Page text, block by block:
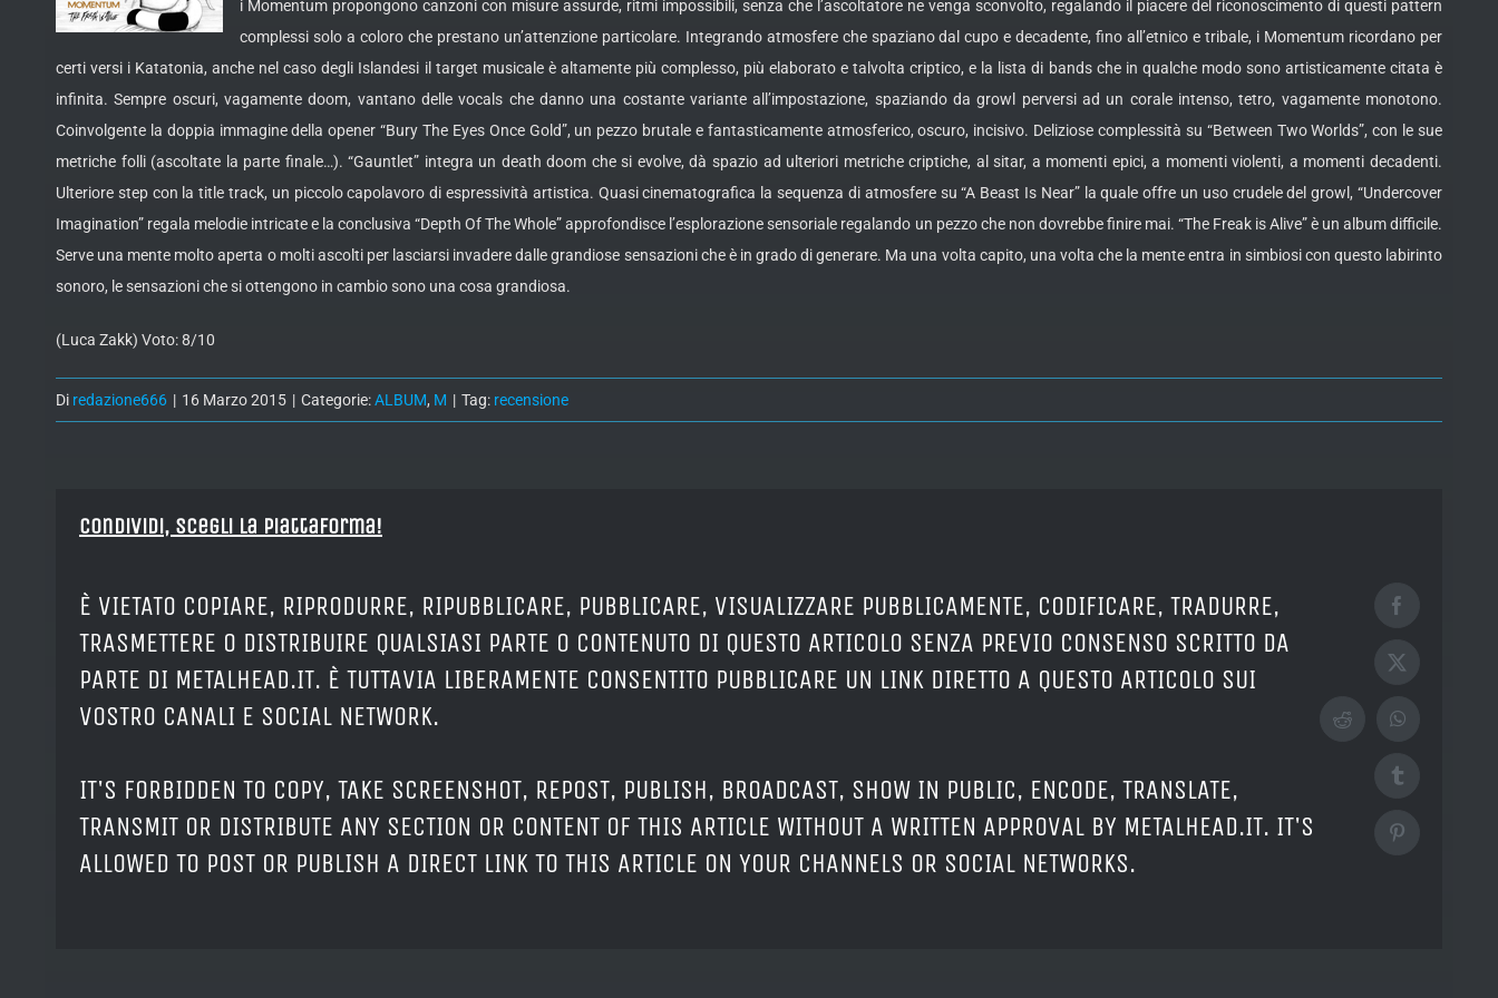
i Momentum propongono canzoni con misure assurde, ritmi impossibili, senza che l’ascoltatore ne venga sconvolto, regalando il piacere del riconoscimento di questi pattern
complessi solo a coloro che prestano un’attenzione particolare. Integrando atmosfere che spaziano dal cupo e decadente, fino all’etnico e tribale, i Momentum ricordano per
certi versi i Katatonia, anche nel caso degli Islandesi il target musicale è altamente più complesso, più elaborato e talvolta criptico, e la lista di bands che in qualche modo sono artisticamente citata è
infinita. Sempre oscuri, vagamente doom, vantano delle vocals che danno una costante variante all’impostazione, spaziando da growl perversi ad un corale intenso, tetro, vagamente monotono.
Coinvolgente la doppia immagine della opener “Bury The Eyes Once Gold”, un pezzo brutale e fantasticamente atmosferico, oscuro, incisivo. Deliziose complessità su “Between Two Worlds”, con le sue
metriche folli (ascoltate la parte finale…). “Gauntlet” integra un death doom che si evolve, dà spazio ad ulteriori metriche criptiche, al sitar, a momenti epici, a momenti violenti, a momenti decadenti.
Ulteriore step con la title track, un piccolo capolavoro di espressività artistica. Quasi cinematografica la sequenza di atmosfere su “A Beast Is Near” la quale offre un uso crudele del growl, “Undercover
Imagination” regala melodie intricate e la conclusiva “Depth Of The Whole” approfondisce l’esplorazione sensoriale regalando un pezzo che non dovrebbe finire mai. “The Freak is Alive” è un album difficile.
Serve una mente molto aperta o molti ascolti per lasciarsi invadere dalle grandiose sensazioni che è in grado di generare. Ma una volta capito, una volta che la mente entra in simbiosi con questo labirinto
sonoro, le sensazioni che si ottengono in cambio sono una cosa grandiosa.
(Luca Zakk) Voto: 8/10
Di redazione666 | 16 Marzo 2015 | Categorie:ALBUM, M | Tag: recensione
Condividi, Scegli la piattaforma!
È VIETATO COPIARE, RIPRODURRE, RIPUBBLICARE, PUBBLICARE, VISUALIZZARE PUBBLICAMENTE, CODIFICARE, TRADURRE,
TRASMETTERE O DISTRIBUIRE QUALSIASI PARTE O CONTENUTO DI QUESTO ARTICOLO SENZA PREVIO CONSENSO SCRITTO DA
PARTE DI METALHEAD.IT. È TUTTAVIA LIBERAMENTE CONSENTITO PUBBLICARE UN LINK DIRETTO A QUESTO ARTICOLO SUI
VOSTRO CANALI E SOCIAL NETWORK.
IT'S FORBIDDEN TO COPY, TAKE SCREENSHOT, REPOST, PUBLISH, BROADCAST, SHOW IN PUBLIC, ENCODE, TRANSLATE,
TRANSMIT OR DISTRIBUTE ANY SECTION OR CONTENT OF THIS ARTICLE WITHOUT A WRITTEN APPROVAL BY METALHEAD.IT. IT'S
ALLOWED TO POST OR PUBLISH A DIRECT LINK TO THIS ARTICLE ON YOUR CHANNELS OR SOCIAL NETWORKS.
Facebook
X
RedditWhatsApp
Tumblr
Pinterest